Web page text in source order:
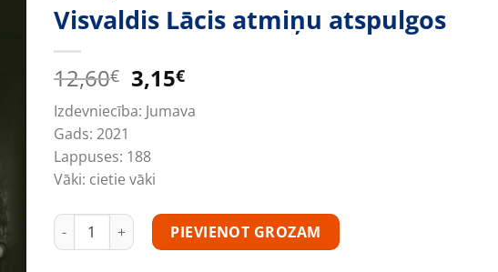
Visvaldis Lācis atmiņu atspulgos
12,60€ Original
price
was:
3,15€Current
is:
Izdevniecība: Jumava
Gads: 2021
Lappuses: 188
Vāki: cietie vāki
Visvaldis Lācis atmiņu atspulgos daudzums
PIEVIENOT GROZAM